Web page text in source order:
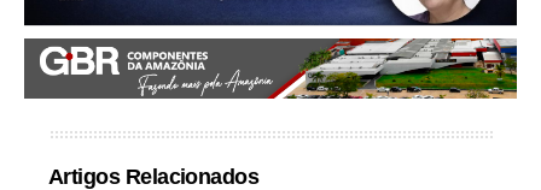
Artigos Relacionados